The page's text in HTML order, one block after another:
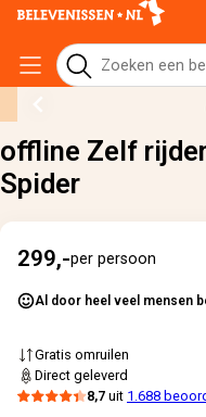
› offline
offline Zelf
Spider
299,-per persoon
Al door heel veel mensen
Gratis omruilen
Direct geleverd
8,7 uit 1.688